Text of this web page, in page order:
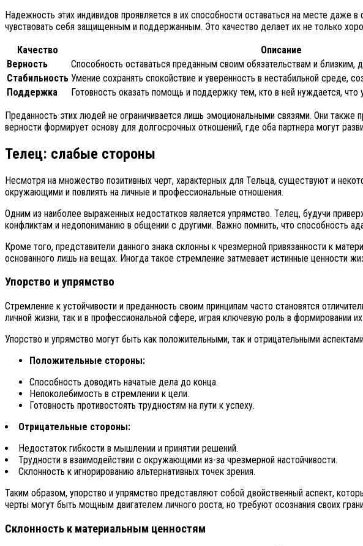
Надежность этих индивидов проявляется в их способности оставаться на месте
чувствовать себя защищенным и поддержанным. Это качество делает их не только
Качество
Описание
Верность
Способность оставаться преданным своим обязательствам и близким,
Стабильность Умение сохранять спокойствие и уверенность в нестабильной среде,
Поддержка
Готовность оказать помощь и поддержку тем, кто в ней нуждается, что
Преданность этих людей не ограничивается лишь эмоциональными связями. Они также
верности формирует основу для долгосрочных отношений, где оба партнера могут
Телец: слабые стороны
Несмотря на множество позитивных черт, характерных для Тельца, существуют и
окружающими и повлиять на личные и профессиональные отношения.
Одним из наиболее выраженных недостатков является упрямство. Телец, будучи
конфликтам и недопониманию в общении с другими. Важно помнить, что способность
Кроме того, представители данного знака склонны к чрезмерной привязанности к
основанного лишь на вещах. Иногда такое стремление затмевает истинные ценности
Упорство и упрямство
Стремление к устойчивости и преданность своим принципам часто становятся
личной жизни, так и в профессиональной сфере, играя ключевую роль в формировании
Упорство и упрямство могут быть как положительными, так и отрицательными
Положительные стороны:
Способность доводить начатые дела до конца.
Непоколебимость в стремлении к цели.
Готовность противостоять трудностям на пути к успеху.
Отрицательные стороны:
Недостаток гибкости в мышлении и принятии решений.
Трудности в взаимодействии с окружающими из-за чрезмерной настойчивости.
Склонность к игнорированию альтернативных точек зрения.
Таким образом, упорство и упрямство представляют собой двойственный аспект,
черты могут быть мощным двигателем личного роста, но требуют осознания своих
Склонность к материальным ценностям